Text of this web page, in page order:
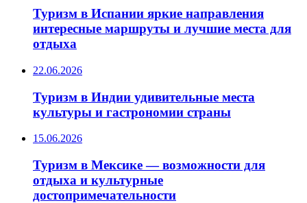
Туризм в Испании яркие направления
интересные маршруты и лучшие места для
отдыха
22.06.2026
Туризм в Индии удивительные места
культуры и гастрономии страны
15.06.2026
Туризм в Мексике — возможности для
отдыха и культурные
достопримечательности